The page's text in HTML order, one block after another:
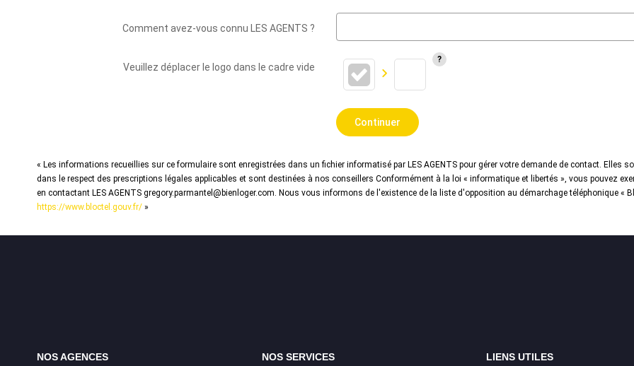
Comment avez-vous connu LES AGENTS ?
Veuillez déplacer le logo dans le cadre vide
Continuer
« Les informations recueillies sur ce formulaire sont enregistrées dans un fichier informatisé par LES AGENTS pour gérer votre demande de contact. Elles
dans le respect des prescriptions légales applicables et sont destinées à nos conseillers Conformément à la loi « informatique et libertés », vous pouvez
en contactant LES AGENTS gregory.parmantel@bienloger.com. Nous vous informons de l'existence de la liste d'opposition au démarchage téléphonique «
https://www.bloctel.gouv.fr/ »
NOS AGENCES NOS SERVICES LIENS UTILES